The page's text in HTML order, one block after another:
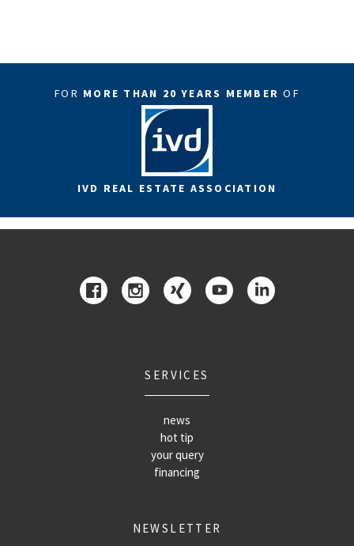
FOR MORE THAN 20 YEARS MEMBEROF
IVD REAL ESTATE ASSOCIATION
SERVICES
news
hot tip
your query
financing
NEWSLETTER